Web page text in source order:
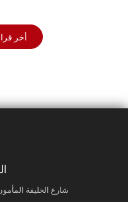
أخر
شارع الخليفة